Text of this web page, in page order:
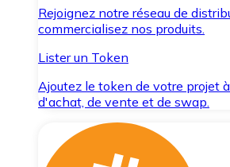
Rejoignez notre réseau de
commercialisez nos produits.
Lister un Token
Ajoutez le token de votre projet
d'achat, de vente et de swap.